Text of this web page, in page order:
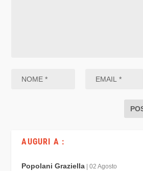
AUGURI A :
Popolani Graziella | 02 Agosto